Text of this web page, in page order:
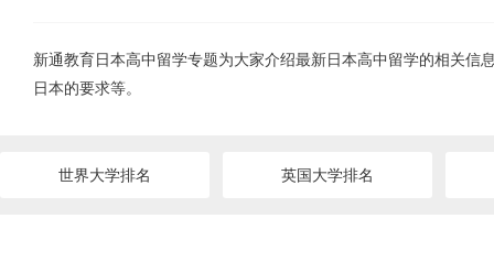
新通教育日本高中留学专题为大家介绍最新日本高中留学的相关
日本的要求等。
世界大学排名 英国大学排名